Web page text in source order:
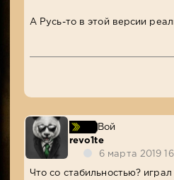
А Русь-то в этой версии
Вой
revo1te
6 марта 2019
Что со стабильностью?